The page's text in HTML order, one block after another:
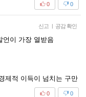
0
0
신고 | 공감 확인
언이 가장 열받음
제적 이득이 넘치는 구만
0
0